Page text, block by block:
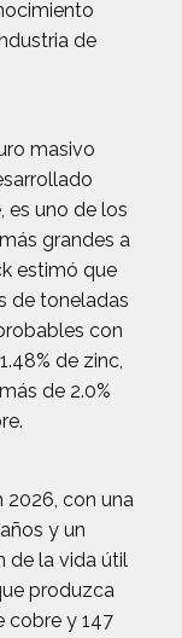
de
masivo
es uno de los
grandes a
estimó que
de toneladas
con
de zinc,
de 2.0%
2026, con una
y un
de la vida útil
produzca
cobre y 147